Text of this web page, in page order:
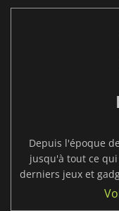
Depuis l'époque
jusqu'à tout ce
derniers jeux et